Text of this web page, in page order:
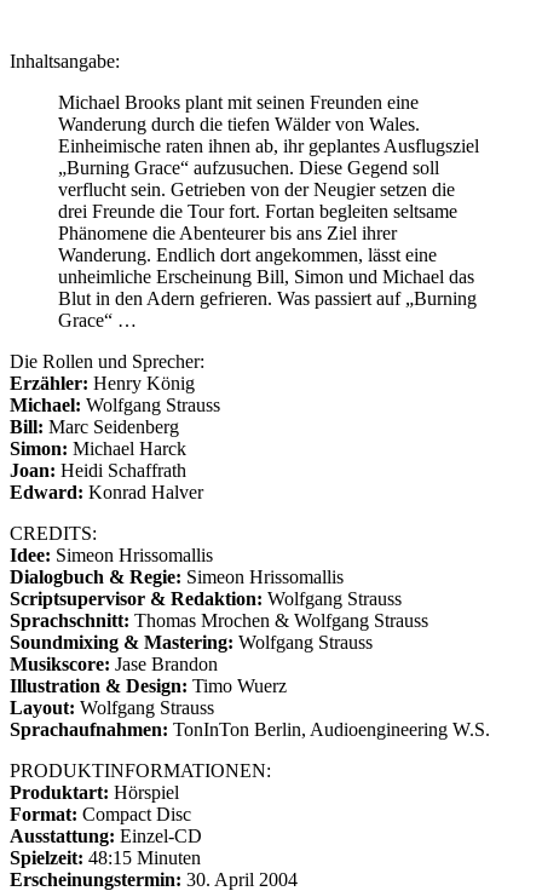
Inhaltsangabe:
Michael Brooks plant mit seinen Freunden eine
Wanderung durch die tiefen Wälder von Wales.
Einheimische raten ihnen ab, ihr geplantes Ausflugsziel
„Burning Grace“ aufzusuchen. Diese Gegend soll
verflucht sein. Getrieben von der Neugier setzen die
drei Freunde die Tour fort. Fortan begleiten seltsame
Phänomene die Abenteurer bis ans Ziel ihrer
Wanderung. Endlich dort angekommen, lässt eine
unheimliche Erscheinung Bill, Simon und Michael das
Blut in den Adern gefrieren. Was passiert auf „Burning
Grace“ …
Die Rollen und Sprecher:
Erzähler: Henry König
Michael: Wolfgang Strauss
Bill: Marc Seidenberg
Simon: Michael Harck
Joan: Heidi Schaffrath
Edward: Konrad Halver
CREDITS:
Idee: Simeon Hrissomallis
Dialogbuch & Regie: Simeon Hrissomallis
Scriptsupervisor & Redaktion: Wolfgang Strauss
Sprachschnitt: Thomas Mrochen & Wolfgang Strauss
Soundmixing & Mastering: Wolfgang Strauss
Musikscore: Jase Brandon
Illustration & Design: Timo Wuerz
Layout: Wolfgang Strauss
Sprachaufnahmen: TonInTon Berlin, Audioengineering W.S.
PRODUKTINFORMATIONEN:
Produktart: Hörspiel
Format: Compact Disc
Ausstattung: Einzel-CD
Spielzeit: 48:15 Minuten
Erscheinungstermin: 30. April 2004